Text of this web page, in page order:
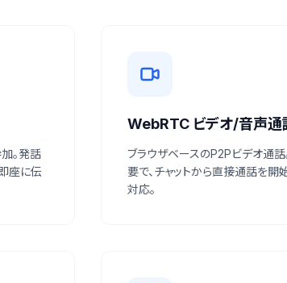
。発話
座に伝
WebRTC ビデオ/音声通
ブラウザベースのP2Pビデオ通
要で、チャットから直接通話を開
対応。